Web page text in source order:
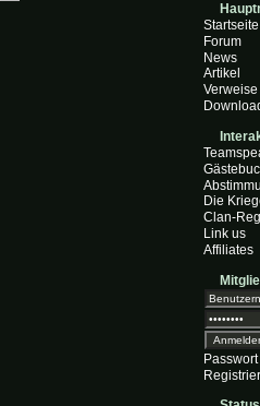
Startseite
Forum
News
Artikel
Verweise
Die
Clan-
Link us
Affiliates